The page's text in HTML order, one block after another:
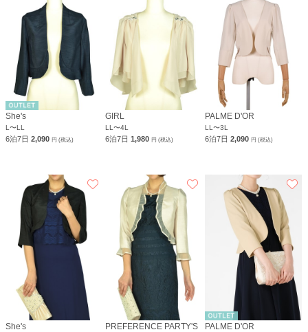
She's
L〜LL
6泊7日 2,090 円 (税込)
GIRL
LL〜4L
6泊7日1,980円 (税込)
PALME D'OR
LL〜3L
6泊7日2,090円 (税込)
She's PREFERENCE PARTY'S PALME D'OR